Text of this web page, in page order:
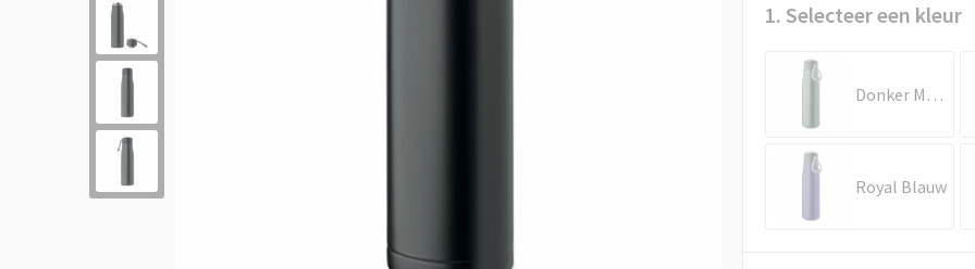
1. Selecteer een kleur
Donker Marinegroen
Royal Blauw